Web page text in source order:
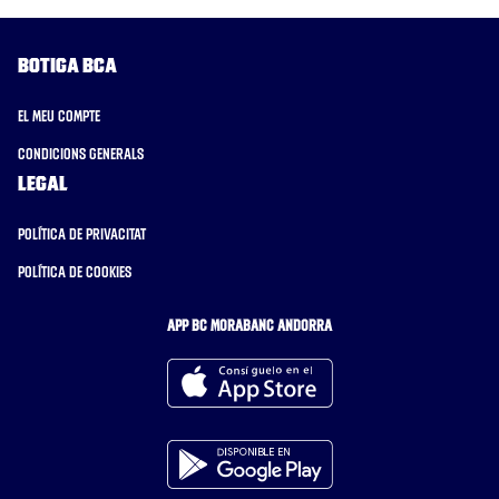
Botiga BCA
El meu compte
Condicions generals
Legal
Política de privacitat
Política de cookies
APP BC MORABANC ANDORRA